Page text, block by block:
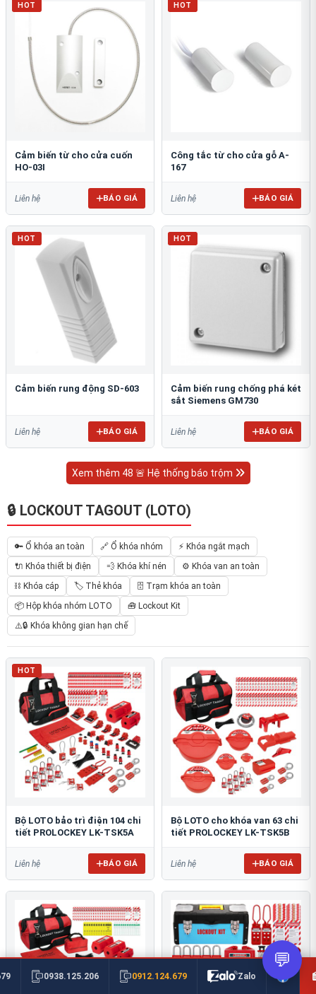
HOT
Cảm biến từ cho cửa cuốn
HO-03I
Liên hệ BÁO GIÁ
HOT
Công tắc từ cho cửa gỗ A-
167
Liên hệ BÁO GIÁ
HOT
Cảm biến rung động SD-603
Liên hệ BÁO GIÁ
HOT
Cảm biến rung chống phá két
sắt Siemens GM730
Liên hệ BÁO GIÁ
Xem thêm 48 🚨 Hệ thống báo trộm
🔒 LOCKOUT TAGOUT (LOTO)
🔑 Ổ khóa an toàn 🔗 Ổ khóa nhóm
⚡ Khóa ngắt mạch
🔌 Khóa thiết bị điện
💨 Khóa khí nén
⚙️ Khóa van an toàn
⛓ Khóa cáp
🏷️ Thẻ khóa
🗄 Trạm khóa an toàn
📦 Hộp khóa nhóm LOTO
🧰 Lockout Kit
⚠️🔒 Khóa không gian hạn chế
HOT
Bộ LOTO bảo trì điện 104 chi
tiết PROLOCKEY LK-TSK5A
Liên hệ BÁO GIÁ
Bộ LOTO cho khóa van 63 chi
tiết PROLOCKEY LK-TSK5B
Liên hệ BÁO GIÁ
0938.125.206 0912.124.679 Zalo
💬